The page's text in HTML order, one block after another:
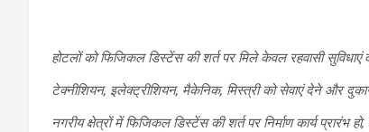
होटलों को फिजिकल डिस्टेंस की शर्त पर मिले केवल रहवासी
टेक्नीशियन, इलेक्ट्रीशियन, मैकेनिक, मिस्त्री को सेवाएं देने और
नगरीय क्षेत्रों में फिजिकल डिस्टेंस की शर्त पर निर्माण कार्य प्रारंभ